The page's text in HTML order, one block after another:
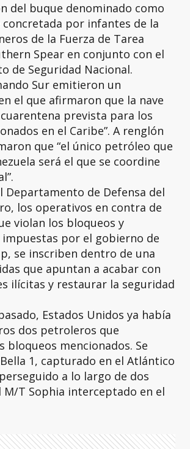
del buque denominado como
concretada por infantes de la
de la Fuerza de Tarea
Spear en conjunto con el
de Seguridad Nacional.
Sur emitieron un
el que afirmaron que la nave
prevista para los
en el Caribe”. A renglón
que “el único petróleo que
será el que se coordine
Departamento de Defensa del
los operativos en contra de
violan los bloqueos y
por el gobierno de
se inscriben dentro de una
que apuntan a acabar con
ilícitas y restaurar la seguridad
Estados Unidos ya había
dos petroleros que
bloqueos mencionados. Se
1, capturado en el Atlántico
a lo largo de dos
M/T Sophia interceptado en el